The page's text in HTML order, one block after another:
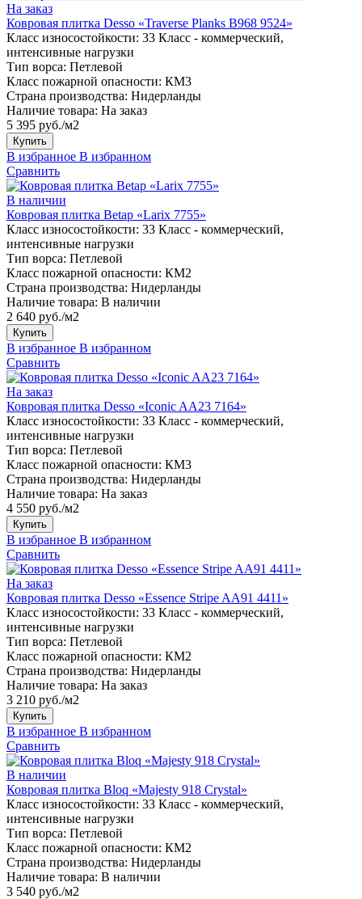
На заказ
Ковровая плитка Desso «Traverse Planks B968 9524»
Класс износостойкости: 33 Класс - коммерческий,
интенсивные нагрузки
Тип ворса: Петлевой
Класс пожарной опасности: КМ3
Страна производства: Нидерланды
Наличие товара: На заказ
5 395 руб./м2
Купить
В избранное В избранном
Сравнить
В наличии
Ковровая плитка Betap «Larix 7755»
Класс износостойкости: 33 Класс - коммерческий,
интенсивные нагрузки
Тип ворса: Петлевой
Класс пожарной опасности: КМ2
Страна производства: Нидерланды
Наличие товара: В наличии
2 640 руб./м2
Купить
В избранное В избранном
Сравнить
На заказ
Ковровая плитка Desso «Iconic AA23 7164»
Класс износостойкости: 33 Класс - коммерческий,
интенсивные нагрузки
Тип ворса: Петлевой
Класс пожарной опасности: КМ3
Страна производства: Нидерланды
Наличие товара: На заказ
4 550 руб./м2
Купить
В избранное В избранном
Сравнить
На заказ
Ковровая плитка Desso «Essence Stripe AA91 4411»
Класс износостойкости: 33 Класс - коммерческий,
интенсивные нагрузки
Тип ворса: Петлевой
Класс пожарной опасности: КМ2
Страна производства: Нидерланды
Наличие товара: На заказ
3 210 руб./м2
Купить
В избранное В избранном
Сравнить
В наличии
Ковровая плитка Bloq «Majesty 918 Crystal»
Класс износостойкости: 33 Класс - коммерческий,
интенсивные нагрузки
Тип ворса: Петлевой
Класс пожарной опасности: КМ2
Страна производства: Нидерланды
Наличие товара: В наличии
3 540 руб./м2